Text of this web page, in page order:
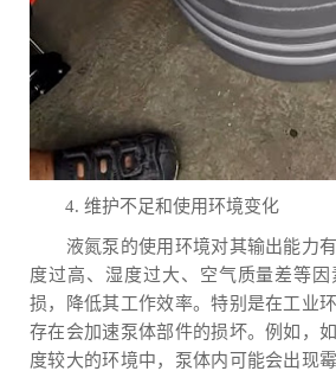
4. 维护不足和使用环境变化
液氮泵的使用环境对其输出能力有
度过高、湿度过大、空气质量差等
损，降低其工作效率。特别是在工业
存在会加速泵体部件的损坏。例如，
度较大的环境中，泵体内可能会出现